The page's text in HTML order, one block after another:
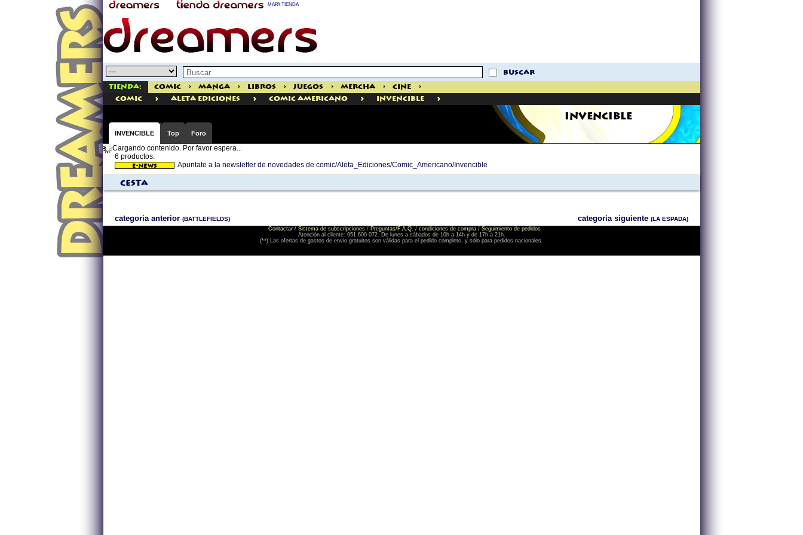
MAPA TIENDA
buscar
Tienda: Comic > Manga > Libros > Juegos > Mercha > Cine
>
comic
> Aleta Ediciones > Comic Americano > Invencible >
INVENCIBLE
INVENCIBLE Top Foro
Cargando contenido. Por favor espera...
6 productos.
Apuntate a la newsletter de novedades de comic/Aleta_Ediciones/Comic_Americano/Invencible
Cesta
categoria anterior (BATTLEFIELDS) categoria siguiente (LA ESPADA)
Contactar / Sistema de subscripciones / Preguntas/F.A.Q. / condiciones de compra / Seguimiento de pedidos
Atención al cliente: 951 600 072. De lunes a sábados de 10h a 14h y de 17h a 21h.
(**) Las ofertas de gastos de envio gratuitos son válidas para el pedido completo, y sólo para pedidos nacionales.